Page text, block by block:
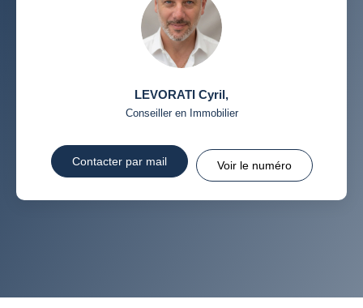
LEVORATI Cyril,
Conseiller en Immobilier
Contacter par mail Voir le numéro